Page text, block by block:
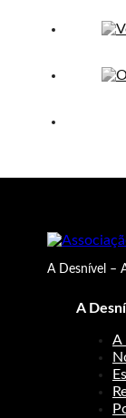
A Desnível –
A
A